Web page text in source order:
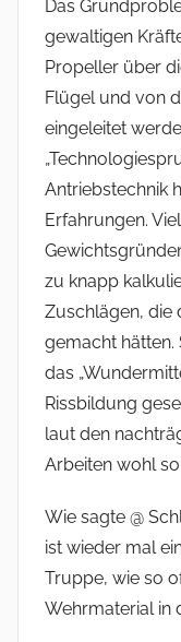
Das
gewaltigen
Propeller über
Flügel und von
eingeleitet
Antriebstechnik
Erfahrungen.
zu knapp
Zuschlägen, die
gemacht hätten.
das
Rissbildung
laut den
Arbeiten wohl
Wie sagte @
ist wieder mal
Truppe, wie so
Wehrmaterial in